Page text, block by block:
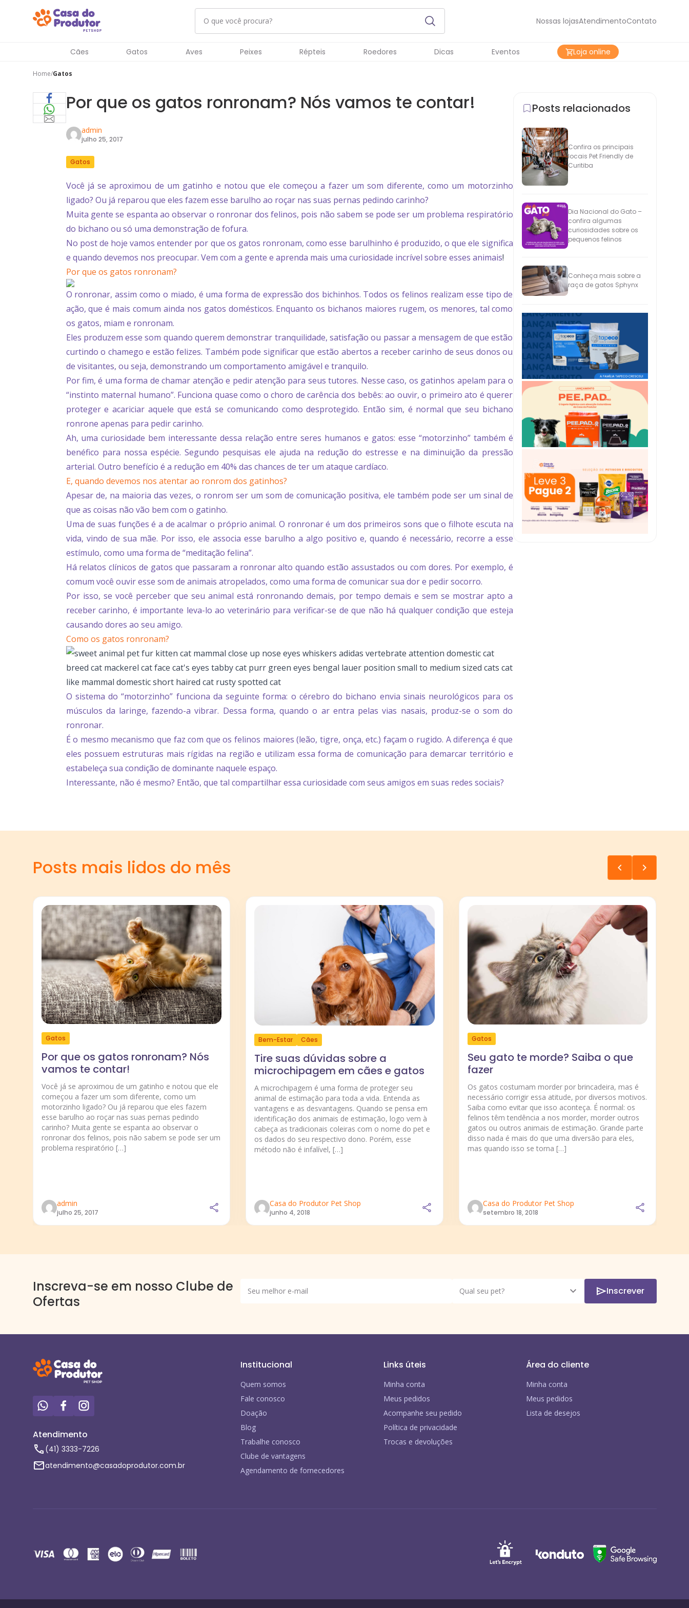
Nossas lojasAtendimentoContato
Cães Gatos Aves Peixes Répteis Roedores Dicas Eventos Loja online
Home Gatos
Por que os gatos ronronam? Nós vamos te contar!
admin
julho 25, 2017
Gatos
Você já se aproximou de um gatinho e notou que ele começou a fazer um som diferente, como um motorzinho
ligado? Ou já reparou que eles fazem esse barulho ao roçar nas suas pernas pedindo carinho?
Muita gente se espanta ao observar o ronronar dos felinos, pois não sabem se pode ser um problema respiratório
do bichano ou só uma demonstração de fofura.
No post de hoje vamos entender por que os gatos ronronam, como esse barulhinho é produzido, o que ele significa
e quando devemos nos preocupar. Vem com a gente e aprenda mais uma curiosidade incrível sobre esses animais!
Por que os gatos ronronam?
O ronronar, assim como o miado, é uma forma de expressão dos bichinhos. Todos os felinos realizam esse tipo de
ação, que é mais comum ainda nos gatos domésticos. Enquanto os bichanos maiores rugem, os menores, tal como
os gatos, miam e ronronam.
Eles produzem esse som quando querem demonstrar tranquilidade, satisfação ou passar a mensagem de que estão
curtindo o chamego e estão felizes. Também pode significar que estão abertos a receber carinho de seus donos ou
de visitantes, ou seja, demonstrando um comportamento amigável e tranquilo.
Por fim, é uma forma de chamar atenção e pedir atenção para seus tutores. Nesse caso, os gatinhos apelam para o
“instinto maternal humano”. Funciona quase como o choro de carência dos bebês: ao ouvir, o primeiro ato é querer
proteger e acariciar aquele que está se comunicando como desprotegido. Então sim, é normal que seu bichano
ronrone apenas para pedir carinho.
Ah, uma curiosidade bem interessante dessa relação entre seres humanos e gatos: esse “motorzinho” também é
benéfico para nossa espécie. Segundo pesquisas ele ajuda na redução do estresse e na diminuição da pressão
arterial. Outro benefício é a redução em 40% das chances de ter um ataque cardíaco.
E, quando devemos nos atentar ao ronrom dos gatinhos?
Apesar de, na maioria das vezes, o ronrom ser um som de comunicação positiva, ele também pode ser um sinal de
que as coisas não vão bem com o gatinho.
Uma de suas funções é a de acalmar o próprio animal. O ronronar é um dos primeiros sons que o filhote escuta na
vida, vindo de sua mãe. Por isso, ele associa esse barulho a algo positivo e, quando é necessário, recorre a esse
estímulo, como uma forma de “meditação felina”.
Há relatos clínicos de gatos que passaram a ronronar alto quando estão assustados ou com dores. Por exemplo, é
comum você ouvir esse som de animais atropelados, como uma forma de comunicar sua dor e pedir socorro.
Por isso, se você perceber que seu animal está ronronando demais, por tempo demais e sem se mostrar apto a
receber carinho, é importante leva-lo ao veterinário para verificar-se de que não há qualquer condição que esteja
causando dores ao seu amigo.
Como os gatos ronronam?
O sistema do “motorzinho” funciona da seguinte forma: o cérebro do bichano envia sinais neurológicos para os
músculos da laringe, fazendo-a vibrar. Dessa forma, quando o ar entra pelas vias nasais, produz-se o som do
ronronar.
É o mesmo mecanismo que faz com que os felinos maiores (leão, tigre, onça, etc.) façam o rugido. A diferença é que
eles possuem estruturas mais rígidas na região e utilizam essa forma de comunicação para demarcar território e
estabeleça sua condição de dominante naquele espaço.
Interessante, não é mesmo? Então, que tal compartilhar essa curiosidade com seus amigos em suas redes sociais?
Posts relacionados
Confira os principais
locais Pet Friendly de
Curitiba
Dia Nacional do Gato –
confira algumas
curiosidades sobre os
pequenos felinos
Conheça mais sobre a
raça de gatos Sphynx
Posts mais lidos do mês
Gatos
Por que os gatos ronronam? Nós
vamos te contar!
Você já se aproximou de um gatinho e notou que ele
começou a fazer um som diferente, como um
motorzinho ligado? Ou já reparou que eles fazem
esse barulho ao roçar nas suas pernas pedindo
carinho? Muita gente se espanta ao observar o
ronronar dos felinos, pois não sabem se pode ser um
problema respiratório […]
admin
julho 25, 2017
Bem-Estar Cães
Tire suas dúvidas sobre a
microchipagem em cães e gatos
A microchipagem é uma forma de proteger seu
animal de estimação para toda a vida. Entenda as
vantagens e as desvantagens. Quando se pensa em
identificação dos animais de estimação, logo vem à
cabeça as tradicionais coleiras com o nome do pet e
os dados do seu respectivo dono. Porém, esse
método não é infalível, […]
Casa do Produtor Pet Shop
junho 4, 2018
Gatos
Seu gato te morde? Saiba o que
fazer
Os gatos costumam morder por brincadeira, mas é
necessário corrigir essa atitude, por diversos motivos.
Saiba como evitar que isso aconteça. É normal: os
felinos têm tendência a nos morder, morder outros
gatos ou outros animais de estimação. Grande parte
disso nada é mais do que uma diversão para eles,
mas quando isso se torna […]
Casa do Produtor Pet Shop
setembro 18, 2018
Inscreva-se em nosso Clube de
Ofertas
Inscrever
Atendimento
(41) 3333-7226
atendimento@casadoprodutor.com.br
Institucional
Quem somos
Fale conosco
Doação
Blog
Trabalhe conosco
Clube de vantagens
Agendamento de fornecedores
Links úteis
Minha conta
Meus pedidos
Acompanhe seu pedido
Política de privacidade
Trocas e devoluções
Área do cliente
Minha conta
Meus pedidos
Lista de desejos